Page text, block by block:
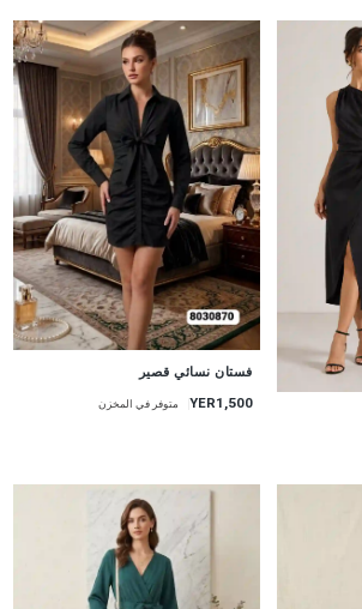
جديد
فستان نسائي قصير
YER1,500 متوفر في المخزن